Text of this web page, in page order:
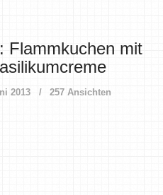
Flammkuchen mit
2013 257 Ansichten